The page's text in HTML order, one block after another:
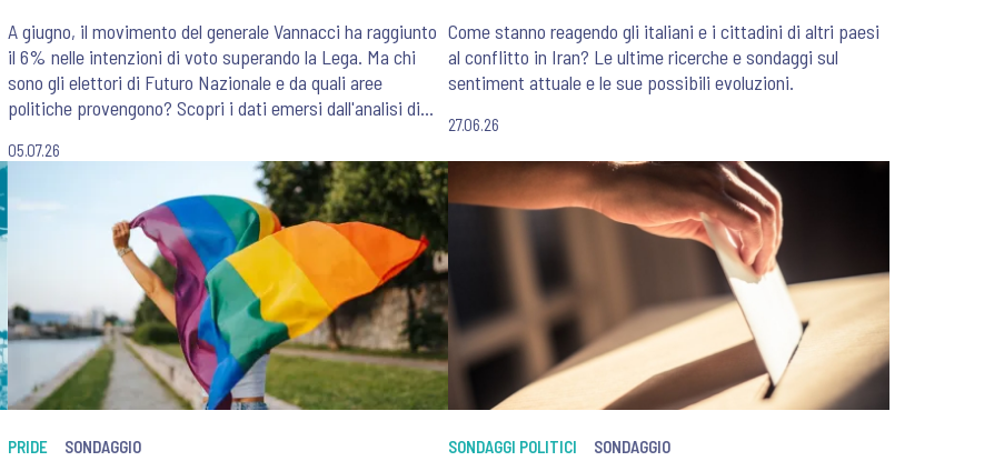
A giugno, il movimento del generale Vannacci ha raggiunto
il 6% nelle intenzioni di voto superando la Lega. Ma chi
sono gli elettori di Futuro Nazionale e da quali aree
politiche provengono? Scopri i dati emersi dall'analisi di
sul Corriere della Sera.
05.07.26
Come stanno reagendo gli italiani e i cittadini di altri paesi
al conflitto in Iran? Le ultime ricerche e sondaggi sul
sentiment attuale e le sue possibili evoluzioni.
27.06.26
PRIDE SONDAGGIO SONDAGGI POLITICI SONDAGGIO